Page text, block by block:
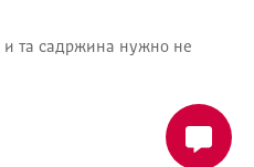
и та садржина нужно не